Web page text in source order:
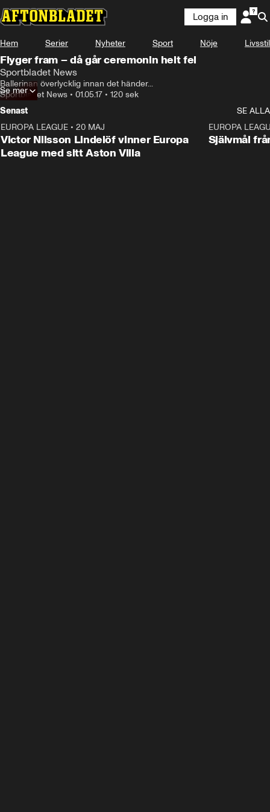
Logga in
Hem Serier Nyheter Sport Nöje Livsstil
Flyger fram – då går ceremonin helt fel
Sportbladet News
Ballerinan överlycklig innan det händer...
Sportbladet News • 01.05.17 • 120 sek
Se mer
Senast
SE ALLA
EUROPA LEAGUE • 20 MAJ
Victor Nilsson Lindelöf vinner Europa
League med sitt Aston Villa
EUROPA
Självmål